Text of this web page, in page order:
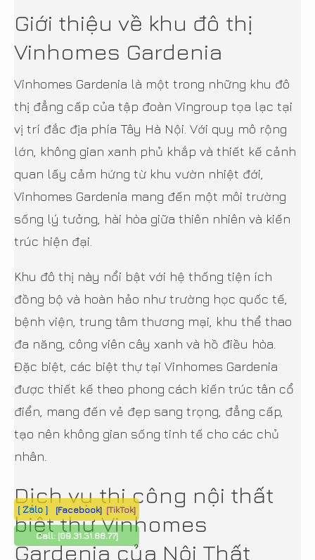
Giới thiệu về khu đô thị
Vinhomes Gardenia
Vinhomes Gardenia là một trong những khu đô
thị đẳng cấp của tập đoàn Vingroup tọa lạc tại
vị trí đắc địa phía Tây Hà Nội. Với quy mô rộng
lớn, không gian xanh phủ khắp và thiết kế cảnh
quan lấy cảm hứng từ khu vườn nhiệt đới,
Vinhomes Gardenia mang đến một môi trường
sống lý tưởng, hài hòa giữa thiên nhiên và kiến
trúc hiện đại.
Khu đô thị này nổi bật với hệ thống tiện ích
đồng bộ và hoàn hảo như trường học quốc tế,
bệnh viện, trung tâm thương mại, khu thể thao
đa năng, công viên cây xanh và hồ điều hòa.
Đặc biệt, các biệt thự tại Vinhomes Gardenia
được thiết kế theo phong cách kiến trúc tân cổ
điển, mang đến vẻ đẹp sang trọng, đẳng cấp,
tạo nên không gian sống tinh tế cho các chủ
nhân.
Dịch vụ thi công nội thất
biệt thự Vinhomes
Gardenia của Nội Thất
[ Zalo ] [Facebook] [TikTok]
Call: [09.31.31.88.77]